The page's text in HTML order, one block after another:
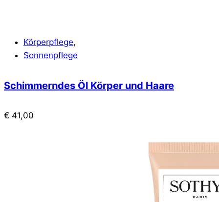
Körperpflege,
Sonnenpflege
Schimmerndes Öl Körper und Haare
€ 41,00